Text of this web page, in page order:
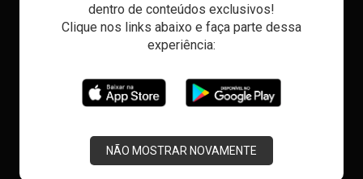
dentro de conteúdos exclusivos!
Clique nos links abaixo e faça parte dessa
experiência:
NÃO MOSTRAR NOVAMENTE